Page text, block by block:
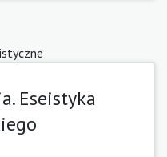
Eseistyka